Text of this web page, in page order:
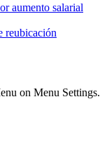
aumento salarial
reubicación
on Menu Settings.